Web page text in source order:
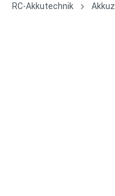
RC-Akkutechnik